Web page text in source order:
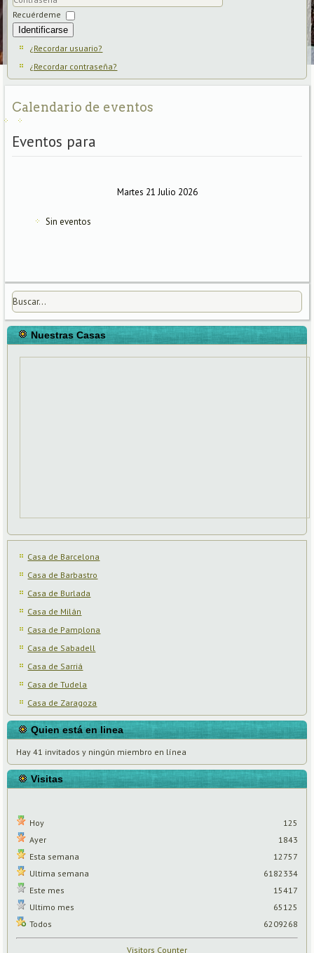
Recuérdeme
Identificarse
¿Recordar usuario?
¿Recordar contraseña?
Calendario de eventos
Eventos para
Martes 21 Julio 2026
Sin eventos
Nuestras Casas
Casa de Barcelona
Casa de Barbastro
Casa de Burlada
Casa de Milán
Casa de Pamplona
Casa de Sabadell
Casa de Sarriá
Casa de Tudela
Casa de Zaragoza
Quien está en linea
Hay 41 invitados y ningún miembro en línea
Visitas
Hoy
Ayer
Esta semana
Ultima semana
Este mes
Ultimo mes
Todos
125
1843
12757
6182334
15417
65125
6209268
Visitors Counter